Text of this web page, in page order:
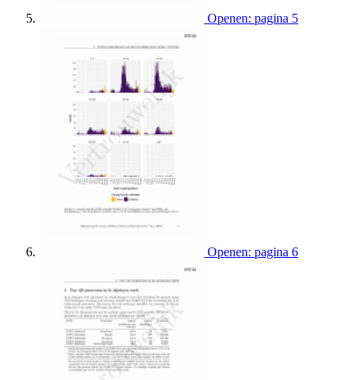
Openen: pagina 5
Openen: pagina 6